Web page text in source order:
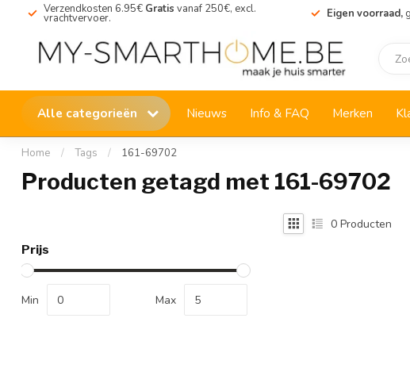
Verzendkosten 6.95€ Gratis vanaf 250€, excl.
vrachtvervoer. Eigen voorraad,
Alle categorieën Nieuws Info & FAQ Merken
Home / Tags / 161-69702
Producten getagd met 161-69702
Prijs
Min Max
0 Producten